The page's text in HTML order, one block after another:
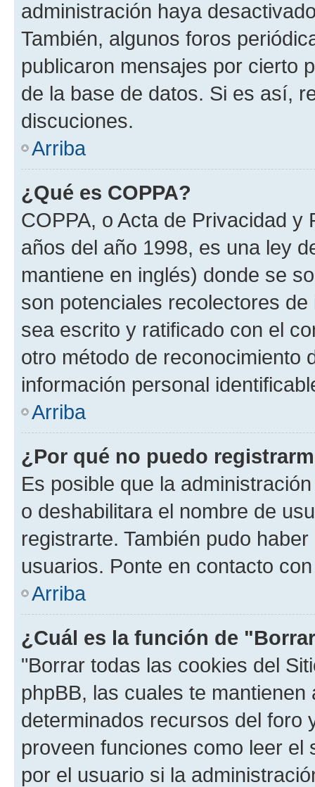
administración haya
También, algunos foros
publicaron mensajes por cierto
de la base de datos. Si es así,
discuciones.
Arriba
¿Qué es COPPA?
COPPA, o Acta de Privacidad
años del año 1998, es una ley
mantiene en inglés) donde se
son potenciales recolectores
sea escrito y ratificado con el
otro método de reconocimiento
información personal
Arriba
¿Por qué no puedo
Es posible que la
o deshabilitara el nombre de
registrarte. También pudo
usuarios. Ponte en contacto
Arriba
¿Cuál es la función de
"Borrar todas las cookies del
phpBB, las cuales te
determinados recursos del foro
proveen funciones como leer el
por el usuario si la